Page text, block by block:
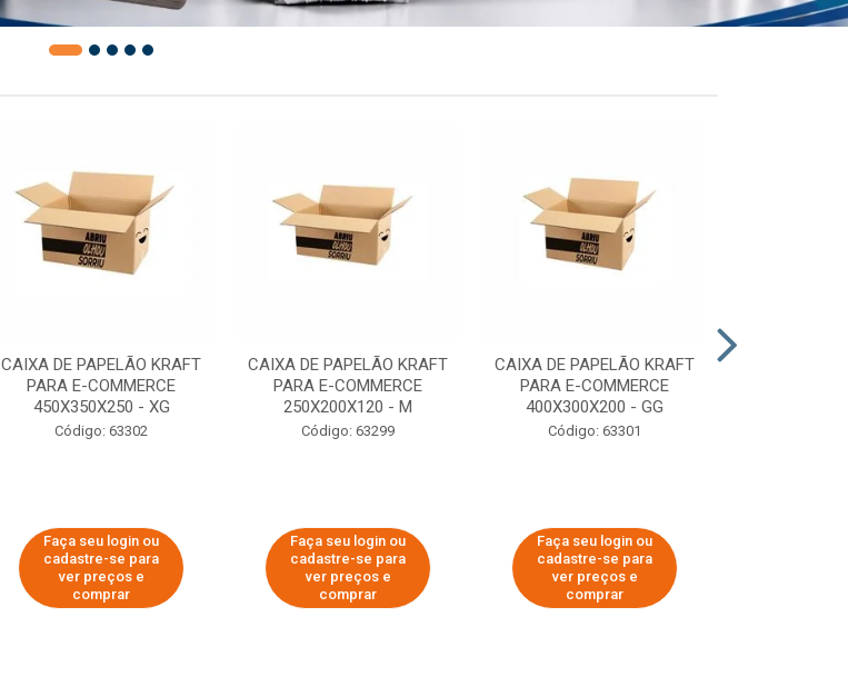
CAIXA DE PAPELÃO KRAFT
PARA E-COMMERCE
450X350X250 - XG
Código: 63302
Faça seu login ou
cadastre-se para
ver preços e
comprar
CAIXA DE PAPELÃO KRAFT
PARA E-COMMERCE
250X200X120 - M
Código: 63299
Faça seu login ou
cadastre-se para
ver preços e
comprar
CAIXA DE PAPELÃO KRAFT
PARA E-COMMERCE
400X300X200 - GG
Código: 63301
Faça seu login ou
cadastre-se para
ver preços e
comprar